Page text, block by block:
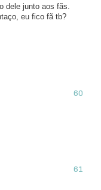
dele junto aos fãs.
eu fico fã tb?